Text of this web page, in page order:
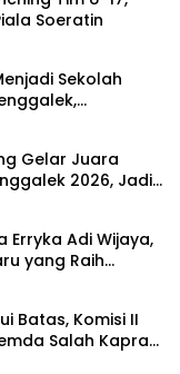
Soeratin
Sekolah
Gelar Juara
2026, Jadi
Erryka Adi Wijaya,
yang Raih
Batas, Komisi II
Salah Kaprah